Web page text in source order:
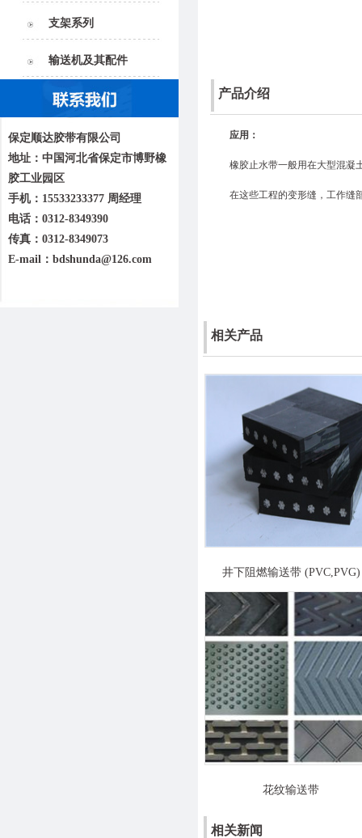
支架系列
输送机及其配件
保定顺达胶带有限公司
地址：中国河北省保定市博野橡
胶工业园区
手机：15533233377 周经理
电话：0312-8349390
传真：0312-8349073
E-mail：bdshunda@126.com
产品介绍
应用：
橡胶止水带一般用在大型混凝
在这些工程的变形缝，工作缝
相关产品
井下阻燃输送带 (PVC,PVG)
花纹输送带
相关新闻